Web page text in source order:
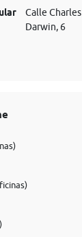
Calle Charles
Darwin, 6